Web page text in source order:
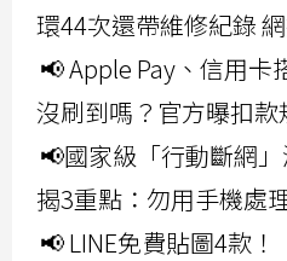
環44次還帶維修紀錄
📢 Apple Pay、信用卡
沒刷到嗎？官方曝扣款
📢國家級「行動斷網
揭3重點：勿用手機處
📢 LINE免費貼圖4款